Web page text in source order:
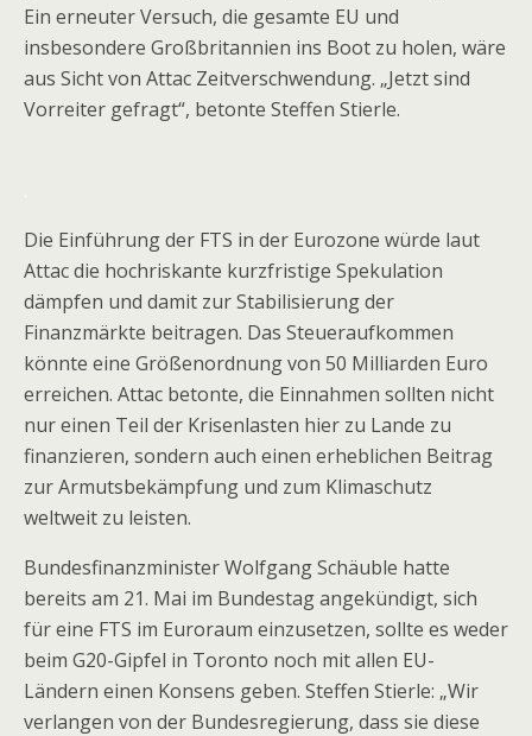
Ein erneuter Versuch, die gesamte EU und
insbesondere Großbritannien ins Boot zu holen, wäre
aus Sicht von Attac Zeitverschwendung. „Jetzt sind
Vorreiter gefragt“, betonte Steffen Stierle.
Die Einführung der FTS in der Eurozone würde laut
Attac die hochriskante kurzfristige Spekulation
dämpfen und damit zur Stabilisierung der
Finanzmärkte beitragen. Das Steueraufkommen
könnte eine Größenordnung von 50 Milliarden Euro
erreichen. Attac betonte, die Einnahmen sollten nicht
nur einen Teil der Krisenlasten hier zu Lande zu
finanzieren, sondern auch einen erheblichen Beitrag
zur Armutsbekämpfung und zum Klimaschutz
weltweit zu leisten.
Bundesfinanzminister Wolfgang Schäuble hatte
bereits am 21. Mai im Bundestag angekündigt, sich
für eine FTS im Euroraum einzusetzen, sollte es weder
beim G20-Gipfel in Toronto noch mit allen EU-
Ländern einen Konsens geben. Steffen Stierle: „Wir
verlangen von der Bundesregierung, dass sie diese